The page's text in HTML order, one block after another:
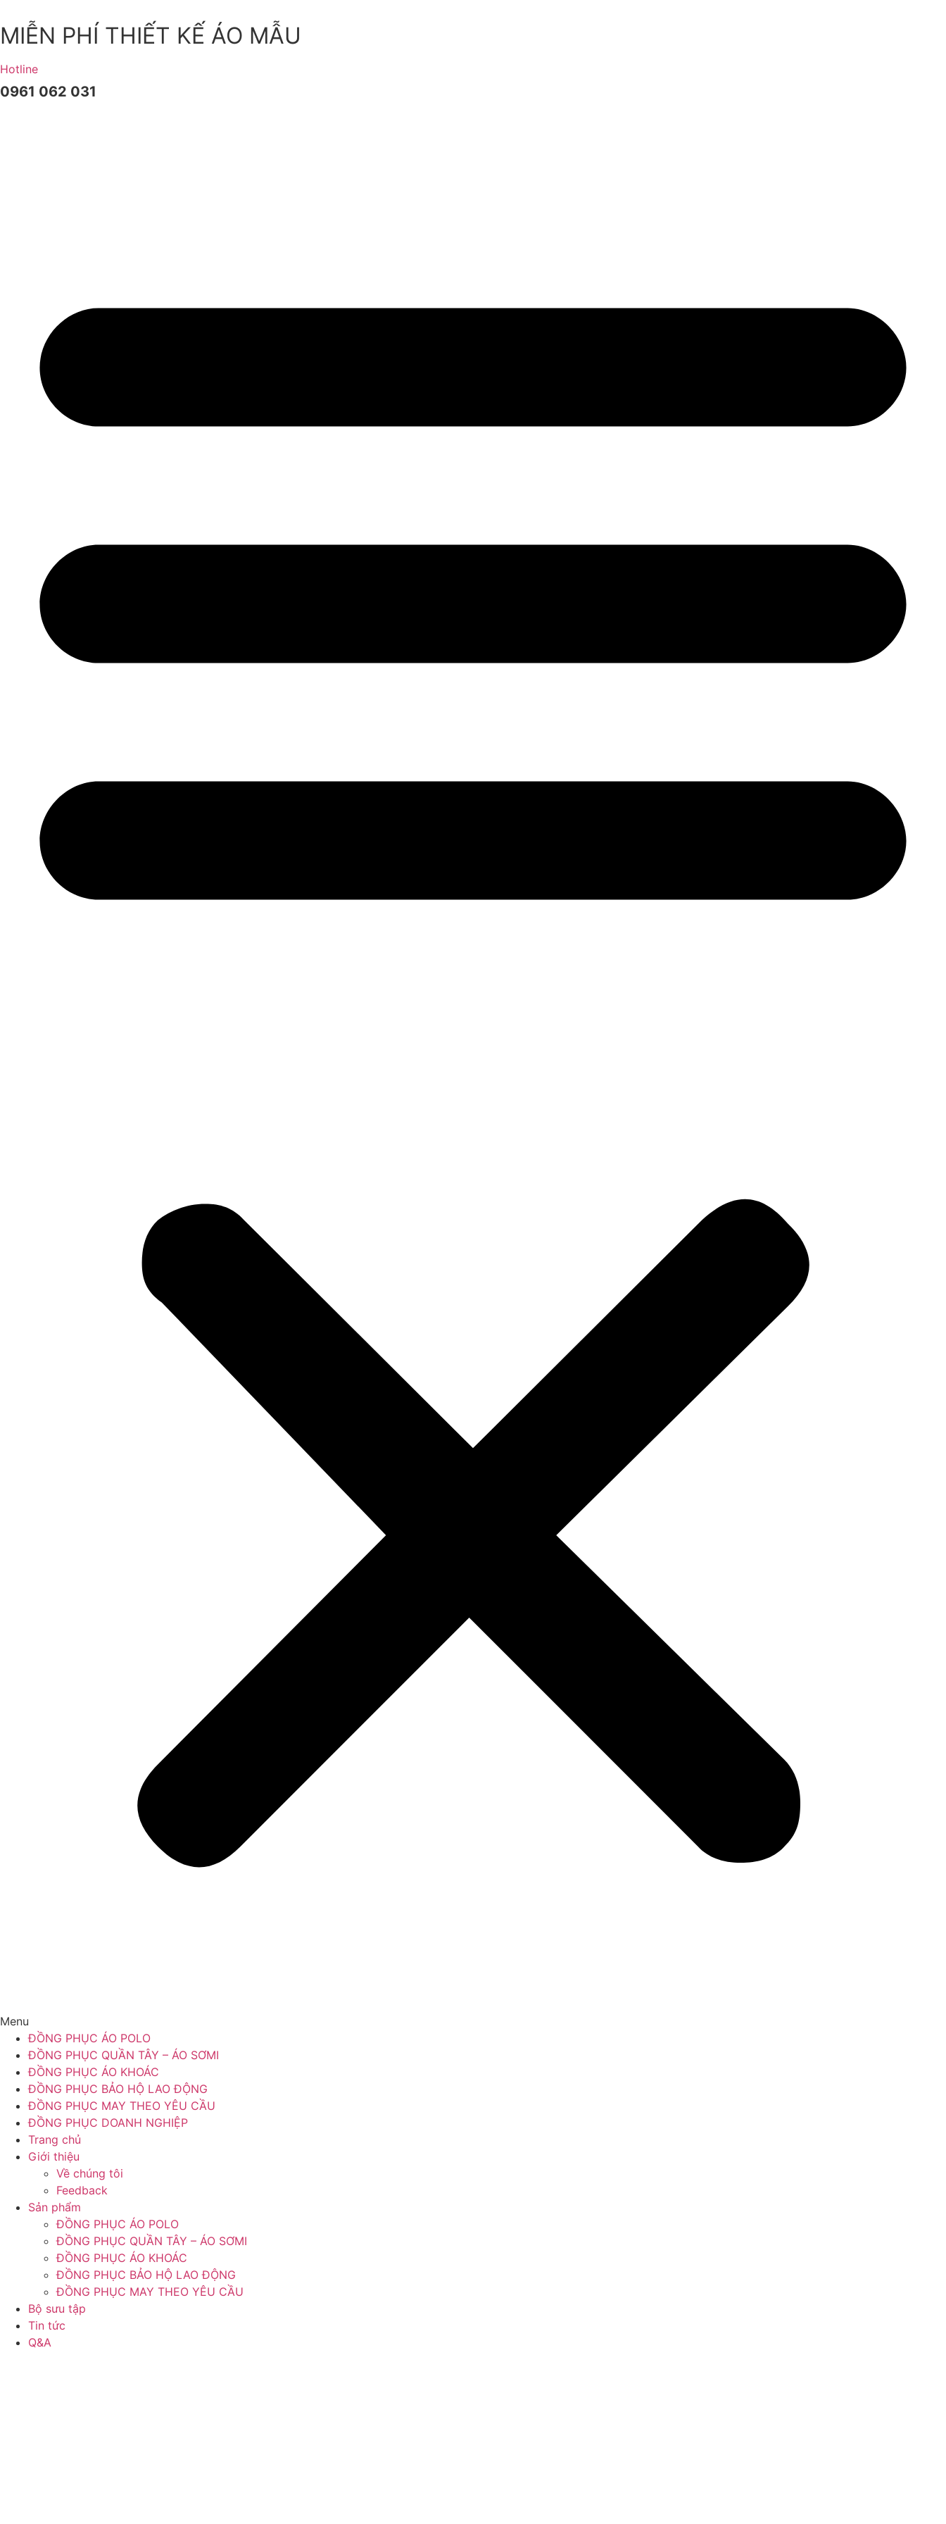
đến
nội
MIỄN PHÍ THIẾT KẾ ÁO MẪU
Hotline
0961 062 031
Menu
ĐỒNG PHỤC ÁO POLO
ĐỒNG PHỤC QUẦN TÂY – ÁO SƠMI
ĐỒNG PHỤC ÁO KHOÁC
ĐỒNG PHỤC BẢO HỘ LAO ĐỘNG
ĐỒNG PHỤC MAY THEO YÊU CẦU
ĐỒNG PHỤC DOANH NGHIỆP
Trang chủ
Giới thiệu
Về chúng tôi
Feedback
Sản phẩm
ĐỒNG PHỤC ÁO POLO
ĐỒNG PHỤC QUẦN TÂY – ÁO SƠMI
ĐỒNG PHỤC ÁO KHOÁC
ĐỒNG PHỤC BẢO HỘ LAO ĐỘNG
ĐỒNG PHỤC MAY THEO YÊU CẦU
Bộ sưu tập
Tin tức
Q&A